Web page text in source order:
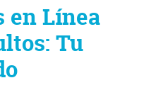
en Línea
Tu